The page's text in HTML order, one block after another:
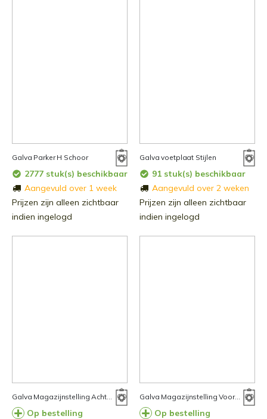
Galva Parker H Schoor
2777 stuk(s) beschikbaar
Aangevuld over 1 week
Prijzen zijn alleen zichtbaar
indien ingelogd
Galva voetplaat Stijlen
91 stuk(s) beschikbaar
Aangevuld over 2 weken
Prijzen zijn alleen zichtbaar
indien ingelogd
Galva Magazijnstelling Achterschot 100cm
Op bestelling
Galva Magazijnstelling Voorschot 100cm
Op bestelling